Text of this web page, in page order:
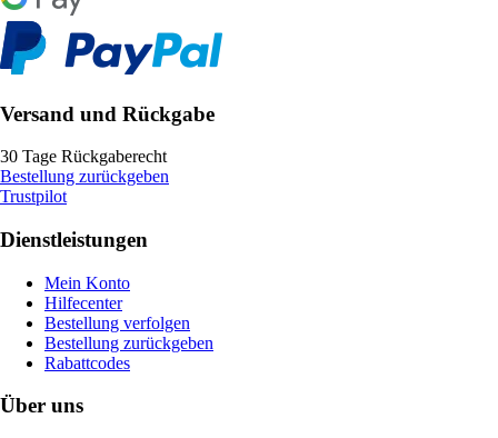
Versand und Rückgabe
30 Tage Rückgaberecht
Bestellung zurückgeben
Trustpilot
Dienstleistungen
Mein Konto
Hilfecenter
Bestellung verfolgen
Bestellung zurückgeben
Rabattcodes
Über uns